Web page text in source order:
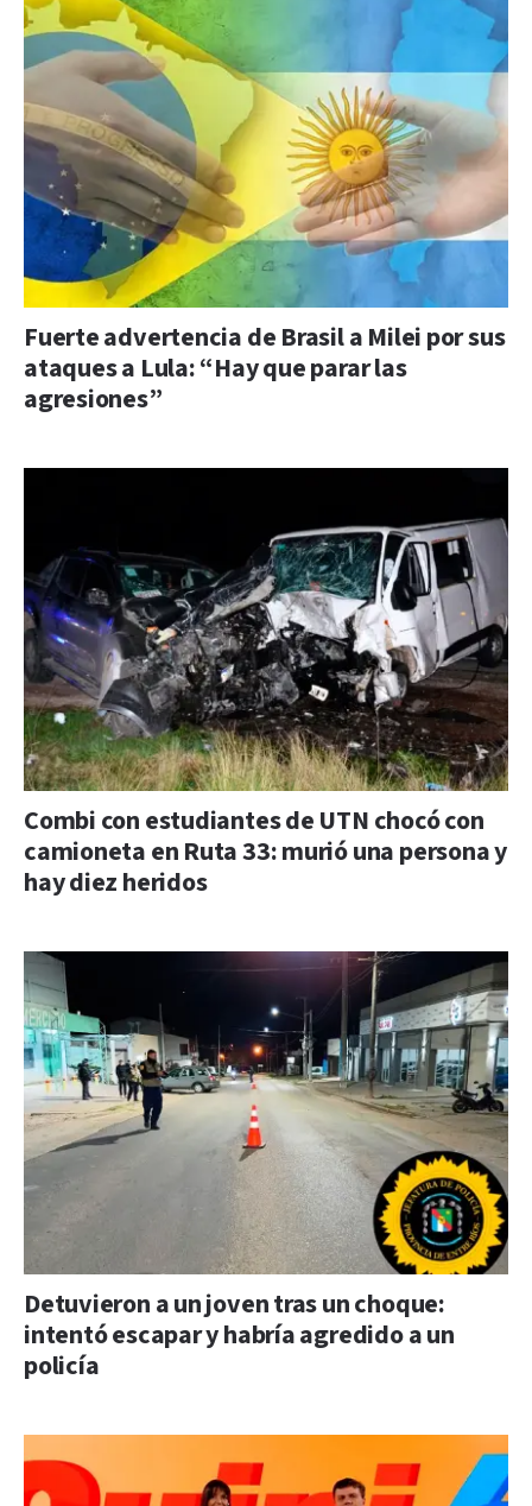
Fuerte advertencia de Brasil a Milei por sus
ataques a Lula: “Hay que parar las
agresiones”
Combi con estudiantes de UTN chocó con
camioneta en Ruta 33: murió una persona y
hay diez heridos
Detuvieron a un joven tras un choque:
intentó escapar y habría agredido a un
policía